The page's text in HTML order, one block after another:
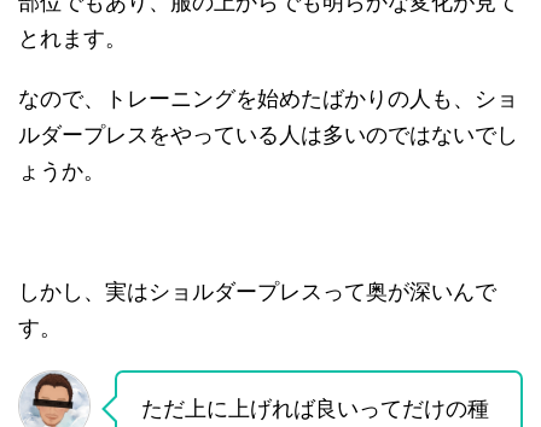
とれます。
なので、トレーニングを始めたばかりの人も、ショ
ルダープレスをやっている人は多いのではないでし
ょうか。
しかし、実はショルダープレスって奥が深いんで
す。
ただ上に上げれば良いってだけの種